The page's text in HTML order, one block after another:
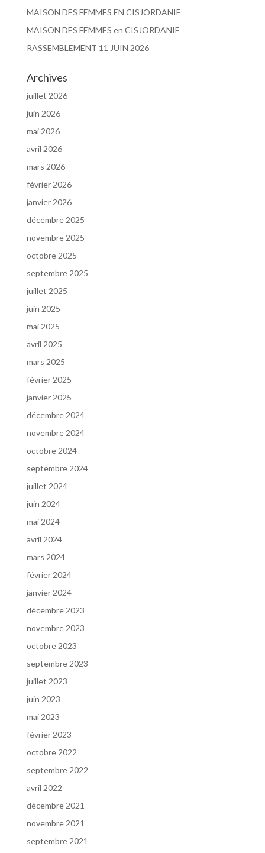
MAISON DES FEMMES EN CISJORDANIE
MAISON DES FEMMES en CISJORDANIE
RASSEMBLEMENT 11 JUIN 2026
Archives
juillet 2026
juin 2026
mai 2026
avril 2026
mars 2026
février 2026
janvier 2026
décembre 2025
novembre 2025
octobre 2025
septembre 2025
juillet 2025
juin 2025
mai 2025
avril 2025
mars 2025
février 2025
janvier 2025
décembre 2024
novembre 2024
octobre 2024
septembre 2024
juillet 2024
juin 2024
mai 2024
avril 2024
mars 2024
février 2024
janvier 2024
décembre 2023
novembre 2023
octobre 2023
septembre 2023
juillet 2023
juin 2023
mai 2023
février 2023
octobre 2022
septembre 2022
avril 2022
décembre 2021
novembre 2021
septembre 2021